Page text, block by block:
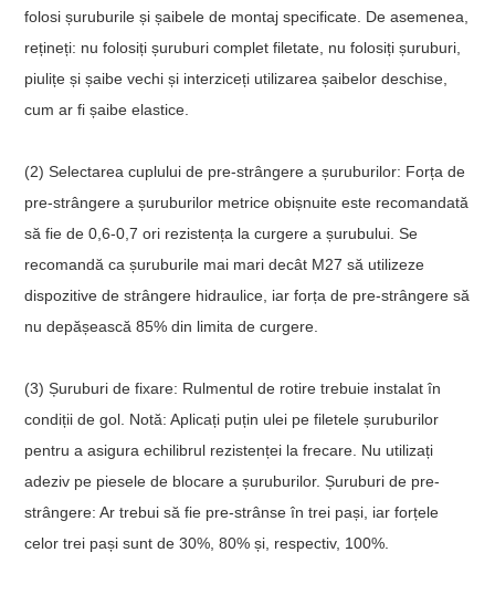
folosi șuruburile și șaibele de montaj specificate. De asemenea,
rețineți: nu folosiți șuruburi complet filetate, nu folosiți șuruburi,
piulițe și șaibe vechi și interziceți utilizarea șaibelor deschise,
cum ar fi șaibe elastice.
(2) Selectarea cuplului de pre-strângere a șuruburilor: Forța de
pre-strângere a șuruburilor metrice obișnuite este recomandată
să fie de 0,6-0,7 ori rezistența la curgere a șurubului. Se
recomandă ca șuruburile mai mari decât M27 să utilizeze
dispozitive de strângere hidraulice, iar forța de pre-strângere să
nu depășească 85% din limita de curgere.
(3) Șuruburi de fixare: Rulmentul de rotire trebuie instalat în
condiții de gol. Notă: Aplicați puțin ulei pe filetele șuruburilor
pentru a asigura echilibrul rezistenței la frecare. Nu utilizați
adeziv pe piesele de blocare a șuruburilor. Șuruburi de pre-
strângere: Ar trebui să fie pre-strânse în trei pași, iar forțele
celor trei pași sunt de 30%, 80% și, respectiv, 100%.